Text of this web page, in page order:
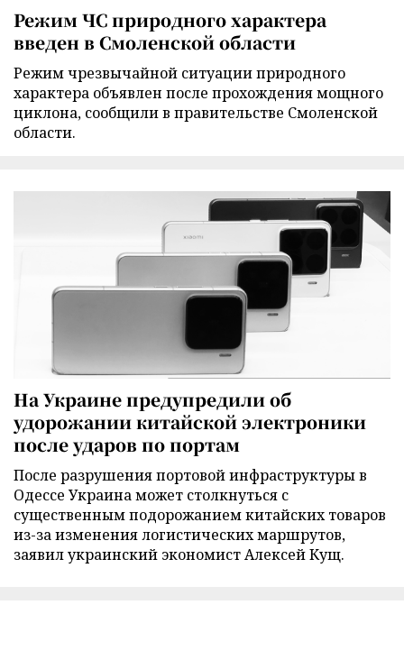
Режим ЧС природного характера
введен в Смоленской области
Режим чрезвычайной ситуации природного
характера объявлен после прохождения мощного
циклона, сообщили в правительстве Смоленской
области.
На Украине предупредили об
удорожании китайской электроники
после ударов по портам
После разрушения портовой инфраструктуры в
Одессе Украина может столкнуться с
существенным подорожанием китайских товаров
из-за изменения логистических маршрутов,
заявил украинский экономист Алексей Кущ.